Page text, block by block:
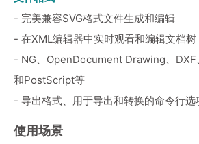
- 完美兼容SVG格式文件生成和编辑
- 在XML编辑器中实时观看和编辑文档树
- NG、OpenDocument Drawing、DXF
和PostScript等
- 导出格式、用于导出和转换的命令行选
使用场景